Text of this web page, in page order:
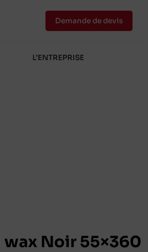
L’ENTREPRISE
Demande de devis
wax Noir 55×360